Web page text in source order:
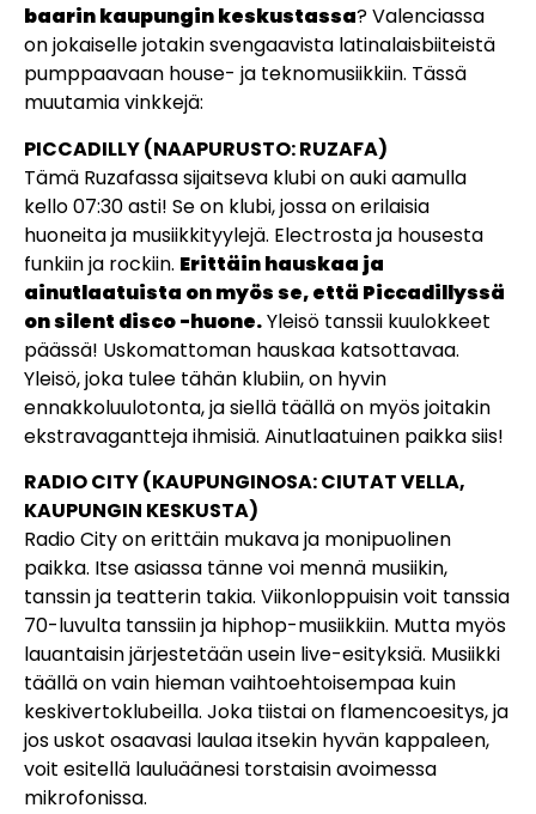
baarin kaupungin keskustassa? Valenciassa
on jokaiselle jotakin svengaavista latinalaisbiiteistä
pumppaavaan house- ja teknomusiikkiin. Tässä
muutamia vinkkejä:
PICCADILLY (NAAPURUSTO: RUZAFA)
Tämä Ruzafassa sijaitseva klubi on auki aamulla
kello 07:30 asti! Se on klubi, jossa on erilaisia
huoneita ja musiikkityylejä. Electrosta ja housesta
funkiin ja rockiin. Erittäin hauskaa ja
ainutlaatuista on myös se, että Piccadillyssä
on silent disco -huone.Yleisö tanssii kuulokkeet
päässä! Uskomattoman hauskaa katsottavaa.
Yleisö, joka tulee tähän klubiin, on hyvin
ennakkoluulotonta, ja siellä täällä on myös joitakin
ekstravagantteja ihmisiä. Ainutlaatuinen paikka siis!
RADIO CITY (KAUPUNGINOSA: CIUTAT VELLA,
KAUPUNGIN KESKUSTA)
Radio City on erittäin mukava ja monipuolinen
paikka. Itse asiassa tänne voi mennä musiikin,
tanssin ja teatterin takia. Viikonloppuisin voit tanssia
70-luvulta tanssiin ja hiphop-musiikkiin. Mutta myös
lauantaisin järjestetään usein live-esityksiä. Musiikki
täällä on vain hieman vaihtoehtoisempaa kuin
keskivertoklubeilla. Joka tiistai on flamencoesitys, ja
jos uskot osaavasi laulaa itsekin hyvän kappaleen,
voit esitellä lauluäänesi torstaisin avoimessa
mikrofonissa.